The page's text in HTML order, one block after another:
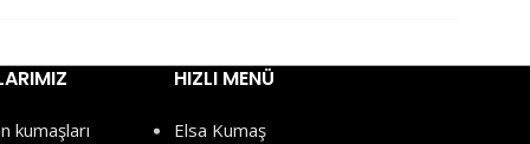
kumaşları
HIZLI MENÜ
Elsa Kumaş